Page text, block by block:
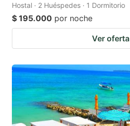
Hostal · 2 Huéspedes · 1 Dormitorio
$ 195.000 por noche
Ver oferta